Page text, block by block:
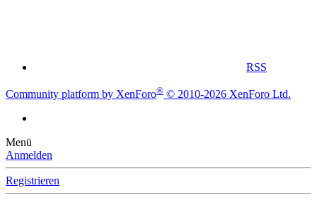
RSS
Community platform by XenForo® © 2010-2026 XenForo Ltd.
Menü
Anmelden
Registrieren